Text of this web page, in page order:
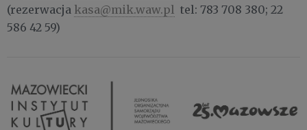
(rezerwacja kasa@mik.waw.pl tel: 783 708 380; 22
586 42 59)